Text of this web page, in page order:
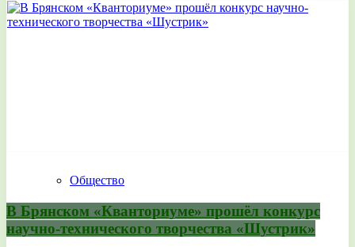
Общество
В Брянском «Кванториуме» прошёл конкурс
научно-технического творчества «Шустрик»